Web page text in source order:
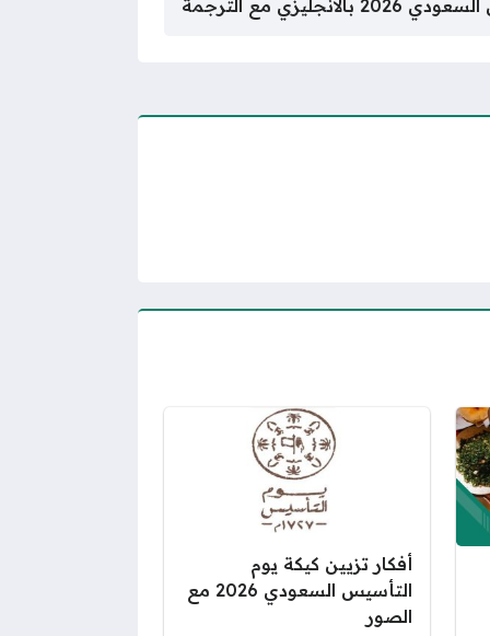
مع الترجمة
أفكار تزيين كيكة يوم
التأسيس السعودي 2026 مع
الصور